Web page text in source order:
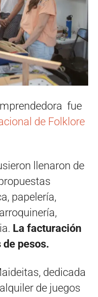
fue
de Folklore
llenaron de
papelería,
La facturación
pesos.
dedicada
de juegos